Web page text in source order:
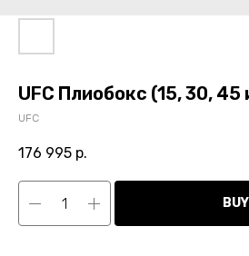
UFC Плиобокс (15, 30, 45
UFC
176 995 р.